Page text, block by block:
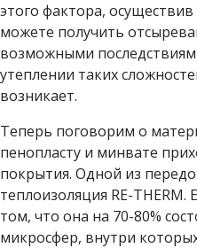
этого фактора,
можете получить
возможными
утеплении таких
возникает.
Теперь поговорим о
пенопласту и минвате
покрытия. Одной из
теплоизоляция RE-THERM.
том, что она на 70-80%
микросфер, внутри